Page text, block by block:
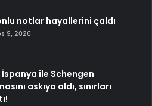
notlar hayallerini çaldı
9, 2026
ile Schengen
askıya aldı, sınırları